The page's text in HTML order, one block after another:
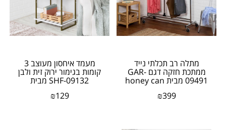
מתלה רב תכלתי נייד
ממתכת חזקה דגם GAR-
09491 מבית honey can
₪399
מעמד איחסון מעוצב 3
קומות בגימור ירוק זית ולבן
SHF-09132 מבית
₪129